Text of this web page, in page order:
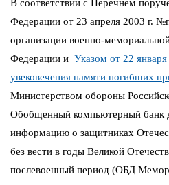
В соответствии с Перечнем
Федерации от 23 апреля 2003 г.
организации военно-
Федерации и Указом от 22
увековечения памяти погибших
Министерством обороны
Обобщенный компьютерный банк
информацию о защитниках
без вести в годы Великой
послевоенный период (ОБД